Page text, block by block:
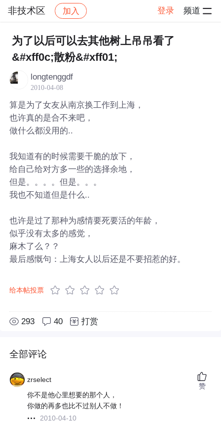
非技术区 加入 登录 频道
社区 非技术区 帖子详情
为了以后可以去其他树上吊吊看了
&#xff0c;散粉&#xff01;
longtenggdf
2010-04-08
算是为了女友从南京换工作到上海，
也许真的是合不来吧，
做什么都没用的..
我知道有的时候需要干脆的放下，
给自己给对方多一些的选择余地，
但是。。。。但是。。。
我也不知道但是什么..
也许是过了那种为感情要死要活的年龄，
似乎没有太多的感觉，
麻木了么？？
最后感慨句：上海女人以后还是不要招惹的好。
给本帖投票
293 40 打赏
全部评论
zrselect
你不是他心里想要的那个人，
你做的再多也比不过别人不做！
2010-04-10
赞